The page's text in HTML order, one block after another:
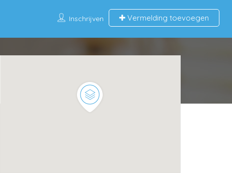
Inschrijven Vermelding toevoegen